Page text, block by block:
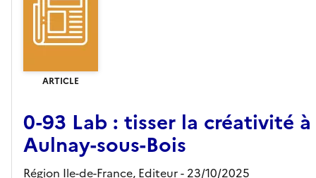
ARTICLE
0-93 Lab : tisser la créativité à
Aulnay-sous-Bois
Région Ile-de-France, Editeur- 23/10/2025